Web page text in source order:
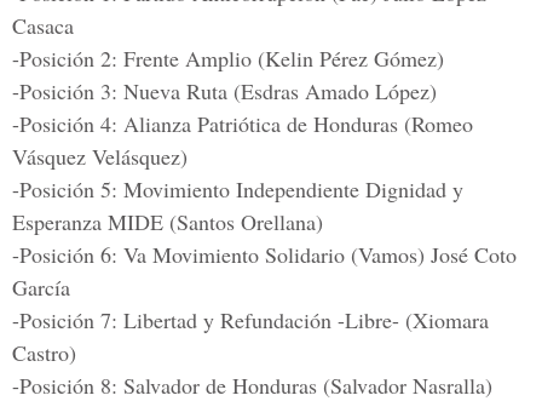
Casaca
-Posición 2: Frente Amplio (Kelin Pérez Gómez)
-Posición 3: Nueva Ruta (Esdras Amado López)
-Posición 4: Alianza Patriótica de Honduras (Romeo
Vásquez Velásquez)
-Posición 5: Movimiento Independiente Dignidad y
Esperanza MIDE (Santos Orellana)
-Posición 6: Va Movimiento Solidario (Vamos) José Coto
García
-Posición 7: Libertad y Refundación -Libre- (Xiomara
Castro)
-Posición 8: Salvador de Honduras (Salvador Nasralla)